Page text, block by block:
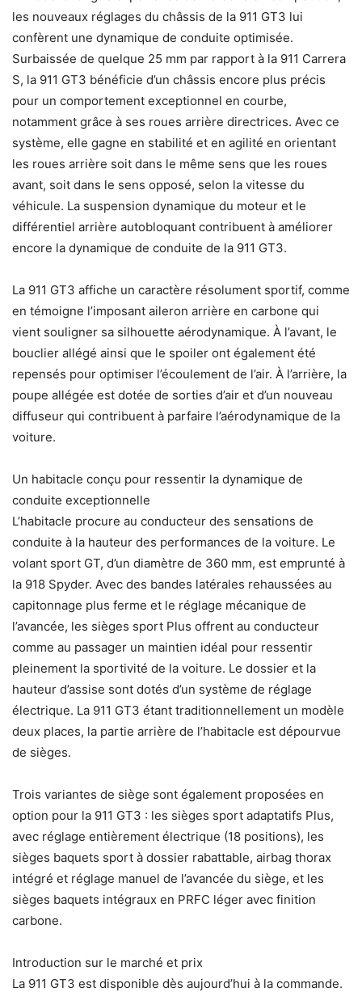
les nouveaux réglages du châssis de la 911 GT3 lui
confèrent une dynamique de conduite optimisée.
Surbaissée de quelque 25 mm par rapport à la 911 Carrera
S, la 911 GT3 bénéficie d’un châssis encore plus précis
pour un comportement exceptionnel en courbe,
notamment grâce à ses roues arrière directrices. Avec ce
système, elle gagne en stabilité et en agilité en orientant
les roues arrière soit dans le même sens que les roues
avant, soit dans le sens opposé, selon la vitesse du
véhicule. La suspension dynamique du moteur et le
différentiel arrière autobloquant contribuent à améliorer
encore la dynamique de conduite de la 911 GT3.
La 911 GT3 affiche un caractère résolument sportif, comme
en témoigne l’imposant aileron arrière en carbone qui
vient souligner sa silhouette aérodynamique. À l’avant, le
bouclier allégé ainsi que le spoiler ont également été
repensés pour optimiser l’écoulement de l’air. À l’arrière, la
poupe allégée est dotée de sorties d’air et d’un nouveau
diffuseur qui contribuent à parfaire l’aérodynamique de la
voiture.
Un habitacle conçu pour ressentir la dynamique de
conduite exceptionnelle
L’habitacle procure au conducteur des sensations de
conduite à la hauteur des performances de la voiture. Le
volant sport GT, d’un diamètre de 360 mm, est emprunté à
la 918 Spyder. Avec des bandes latérales rehaussées au
capitonnage plus ferme et le réglage mécanique de
l’avancée, les sièges sport Plus offrent au conducteur
comme au passager un maintien idéal pour ressentir
pleinement la sportivité de la voiture. Le dossier et la
hauteur d’assise sont dotés d’un système de réglage
électrique. La 911 GT3 étant traditionnellement un modèle
deux places, la partie arrière de l’habitacle est dépourvue
de sièges.
Trois variantes de siège sont également proposées en
option pour la 911 GT3 : les sièges sport adaptatifs Plus,
avec réglage entièrement électrique (18 positions), les
sièges baquets sport à dossier rabattable, airbag thorax
intégré et réglage manuel de l’avancée du siège, et les
sièges baquets intégraux en PRFC léger avec finition
carbone.
Introduction sur le marché et prix
La 911 GT3 est disponible dès aujourd’hui à la commande.